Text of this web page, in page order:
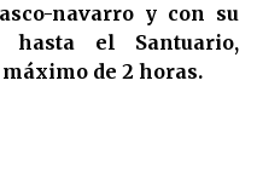
navarro y con su
el Santuario,
de 2 horas.